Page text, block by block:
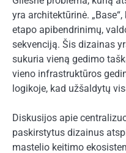
yra architektūrinė.
etapo apibendrinimų,
sekvenciją. Šis dizainas
sukuria vieną gedimo
vieno infrastruktūros
logikoje, kad užšaldytų
Diskusijos apie
paskirstytus dizainus
mastelio keitimo